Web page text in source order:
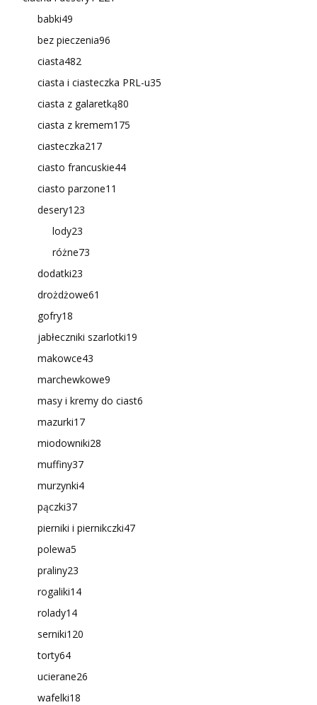
babki49
bez pieczenia96
ciasta482
ciasta i ciasteczka PRL-u35
ciasta z galaretką80
ciasta z kremem175
ciasteczka217
ciasto francuskie44
ciasto parzone11
desery123
lody23
różne73
dodatki23
drożdżowe61
gofry18
jabłeczniki szarlotki19
makowce43
marchewkowe9
masy i kremy do ciast6
mazurki17
miodowniki28
muffiny37
murzynki4
pączki37
pierniki i piernikczki47
polewa5
praliny23
rogaliki14
rolady14
serniki120
torty64
ucierane26
wafelki18